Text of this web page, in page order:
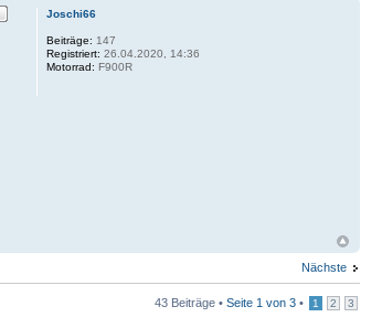
Joschi66
Beiträge: 147
Registriert: 26.04.2020, 14:36
Motorrad: F900R
Nächste
43 Beiträge • Seite 1 von 3 • 1 2 3